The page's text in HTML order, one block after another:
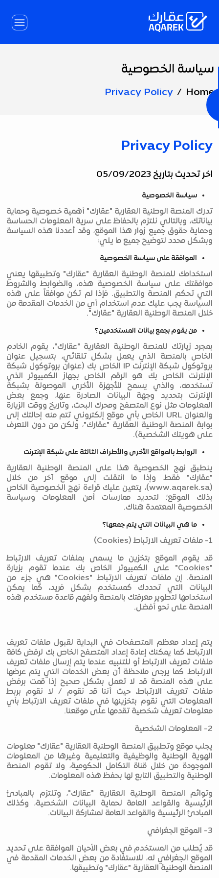
Page
Title
سياسة الخصوصية
Home
Privacy Policy
Privacy Policy
اخر تحديث بتاريخ 05/09/2023
سياسة الخصوصية
تدرك المنصة الوطنية العقارية "عقارك" أهمية خصوصية وحماية
بياناتك، وبالتالي نلتزم بالحفاظ على سرية المعلومات الحساسة
وحماية حقوق جميع زوار هذا الموقع، وقد أعددنا هذه السياسة
وبشكل محدد لتوضيح جميع ما يلي:
الموافقة على سياسة الخصوصية
استخدامك للمنصة الوطنية العقارية "عقارك" وتطبيقها يعني
موافقتك على سياسة الخصوصية هذه، والضوابط والشروط
التي تحكم المنصة والتطبيق. فإذا لم تكن موافقاً على هذه
السياسة يجب عليك عدم استخدام أي من الخدمات المقدمة من
خلال المنصة الوطنية العقارية "عقارك".
من يقوم بجمع بيانات المستخدمين؟
بمجرد زيارتك للمنصة الوطنية العقارية "عقارك"، يقوم الخادم
الخاص بالمنصة الذي يعمل بشكل تلقائي، بتسجيل عنوان
بروتوكول شبكة الإنترنت IP الخاص بك (عنوان بروتوكول شبكة
الإنترنت الخاص بك هو الرقم الخاص بجهاز الكمبيوتر الذي
تستخدمه، والذي يسمح للأجهزة الأخرى الموصولة بشبكة
الإنترنت بتحديد وجهة البيانات الصادرة عنها، وجمع بعض
المعلومات مثل نوع المتصفح ومحرك البحث، وتاريخ ووقت الزيارة
والعنوان URL الخاص بأي موقع إلكتروني تتم منه إحالتك إلى
بوابة المنصة الوطنية العقارية "عقارك"، ولكن من دون التعرف
على هويتك الشخصية).
الروابط بالمواقع الأخرى والأطراف الثالثة على شبكة الإنترنت
ينطبق نهج الخصوصية هذا على المنصة الوطنية العقارية
"عقارك" فقط. وإذا ما انتقلت إلى موقع آخر من خلال
(www.aqarek.sa)، يتعين عليك قراءة نهج الخصوصية الخاص
بذلك الموقع؛ لتحديد ممارسات أمن المعلومات وسياسة
الخصوصية المعتمدة هناك.
ما هي البيانات التي يتم جمعها؟
1- ملفات تعريف الارتباط (Cookies)
قد يقوم الموقع بتخزين ما يسمى بملفات تعريف الارتباط
"Cookies" على الكمبيوتر الخاص بك عندما تقوم بزيارة
المنصة. إن ملفات تعريف الارتباط "Cookies" هي جزء من
البيانات التي تحددك كمستخدم بشكل فريد، كما يمكن
استخدامها لتطوير معرفتك بالمنصة ولفهم قاعدة مستخدم هذه
المنصة على نحو أفضل.
يتم إعداد معظم المتصفحات في البداية لقبول ملفات تعريف
الارتباط، كما يمكنك إعادة إعداد المتصفح الخاص بك لرفض كافة
ملفات تعريف الارتباط أو للتنبيه عندما يتم إرسال ملفات تعريف
الارتباط. كما يرجى ملاحظة أن بعض الخدمات التي يتم عرضها
على هذه المنصة قد لا تعمل بشكل صحيح إذا قمت برفض
ملفات تعريف الارتباط، حيث أننا قد نقوم / لا نقوم بربط
المعلومات التي نقوم بتخزينها في ملفات تعريف الارتباط بأي
معلومات تعريف شخصية تقدمها على موقعنا.
2- المعلومات الشخصية
يجلب موقع وتطبيق المنصة الوطنية العقارية "عقارك" معلومات
الهوية الوطنية والوظيفية والتعليمية وغيرها من المعلومات
الموجودة من خلال قناة التكامل الحكومية، ولا تقوم المنصة
الوطنية والتطبيق التابع لها بحفظ هذه المعلومات.
وتوائم المنصة الوطنية العقارية "عقارك"، وتلتزم بالمبادئ
الرئيسية والقواعد العامة لحماية البيانات الشخصية، وكذلك
المبادئ الرئيسية والقواعد العامة لمشاركة البيانات.
3- الموقع الجغرافي
قد يُطلب من المستخدم في بعض الأحيان الموافقة على تحديد
الموقع الجغرافي له، للاستفادة من بعض الخدمات المقدمة في
المنصة الوطنية العقارية "عقارك" وتطبيقها.